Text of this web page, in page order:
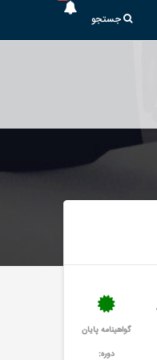
جستجو
گواهینامه پایان
دوره: